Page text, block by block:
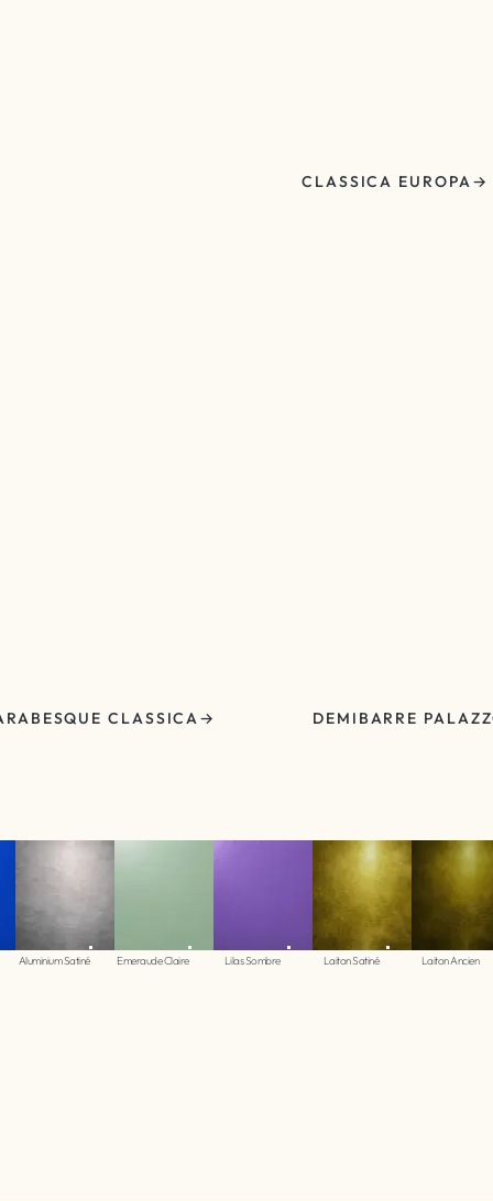
CLASSICA EUROPA
CLASSICA DEMIBARRE
Aluminium Satiné Emeraude Claire Lilas Sombre Laiton Satiné Laiton Ancien